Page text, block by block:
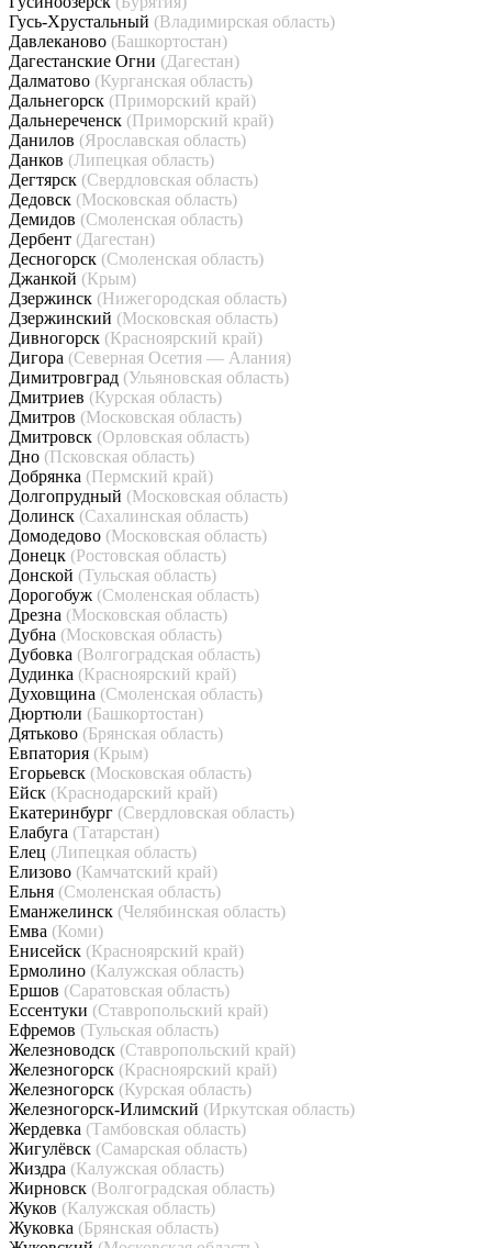
Гусь-Хрустальный (Владимирская область)
Давлеканово (Башкортостан)
Дагестанские Огни (Дагестан)
Далматово (Курганская область)
Дальнегорск (Приморский край)
Дальнереченск (Приморский край)
Данилов (Ярославская область)
Данков (Липецкая область)
Дегтярск (Свердловская область)
Дедовск (Московская область)
Демидов (Смоленская область)
Дербент (Дагестан)
Десногорск (Смоленская область)
Джанкой (Крым)
Дзержинск (Нижегородская область)
Дзержинский (Московская область)
Дивногорск (Красноярский край)
Дигора (Северная Осетия — Алания)
Димитровград (Ульяновская область)
Дмитриев (Курская область)
Дмитров (Московская область)
Дмитровск (Орловская область)
Дно (Псковская область)
Добрянка (Пермский край)
Долгопрудный (Московская область)
Долинск (Сахалинская область)
Домодедово (Московская область)
Донецк (Ростовская область)
Донской (Тульская область)
Дорогобуж (Смоленская область)
Дрезна (Московская область)
Дубна (Московская область)
Дубовка (Волгоградская область)
Дудинка (Красноярский край)
Духовщина (Смоленская область)
Дюртюли (Башкортостан)
Дятьково (Брянская область)
Евпатория (Крым)
Егорьевск (Московская область)
Ейск (Краснодарский край)
Екатеринбург (Свердловская область)
Елабуга (Татарстан)
Елец (Липецкая область)
Елизово (Камчатский край)
Ельня (Смоленская область)
Еманжелинск (Челябинская область)
Емва (Коми)
Енисейск (Красноярский край)
Ермолино (Калужская область)
Ершов (Саратовская область)
Ессентуки (Ставропольский край)
Ефремов (Тульская область)
Железноводск (Ставропольский край)
Железногорск (Красноярский край)
Железногорск (Курская область)
Железногорск-Илимский (Иркутская область)
Жердевка (Тамбовская область)
Жигулёвск (Самарская область)
Жиздра (Калужская область)
Жирновск (Волгоградская область)
Жуков (Калужская область)
Жуковка (Брянская область)